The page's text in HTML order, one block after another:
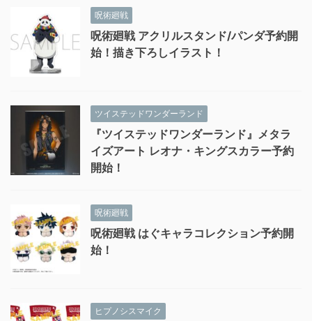
呪術廻戦
呪術廻戦 アクリルスタンド/パンダ予約開
始！描き下ろしイラスト！
ツイステッドワンダーランド
『ツイステッドワンダーランド』メタラ
イズアート レオナ・キングスカラー予約
開始！
呪術廻戦
呪術廻戦 はぐキャラコレクション予約開
始！
ヒプノシスマイク